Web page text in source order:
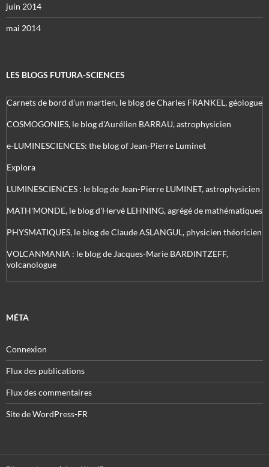
juin 2014
mai 2014
LES BLOGS FUTURA-SCIENCES
Carnets de bord d’un martien, le blog de Charles FRANKEL, géologue
COSMOGONIES, le blog d'Aurélien BARRAU, astrophysicien
e-LUMINESCIENCES: the blog of Jean-Pierre Luminet
Explora
LUMINESCIENCES : le blog de Jean-Pierre LUMINET, astrophysicien
MATH'MONDE, le blog d'Hervé LEHNING, agrégé de mathématiques
PHYSMATIQUES, le blog de Claude ASLANGUL, physicien théoricien
VOLCANMANIA : le blog de Jacques-Marie BARDINTZEFF,
volcanologue
MÉTA
Connexion
Flux des publications
Flux des commentaires
Site de WordPress-FR